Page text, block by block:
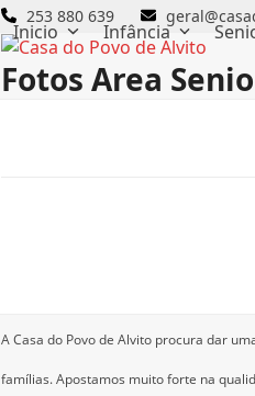
253 880 639
Inicio Infância
Fotos Area
A Casa do Povo de Alvito procura dar
famílias.Apostamos muito forte na